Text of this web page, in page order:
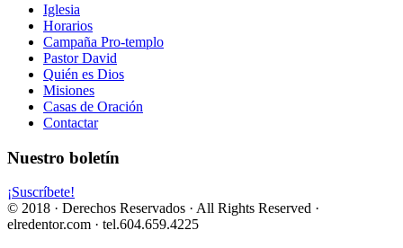
Iglesia
Horarios
Campaña Pro-templo
Pastor David
Quién es Dios
Misiones
Casas de Oración
Contactar
Nuestro boletín
¡Suscríbete!
© 2018 · Derechos Reservados · All Rights Reserved ·
elredentor.com · tel.604.659.4225